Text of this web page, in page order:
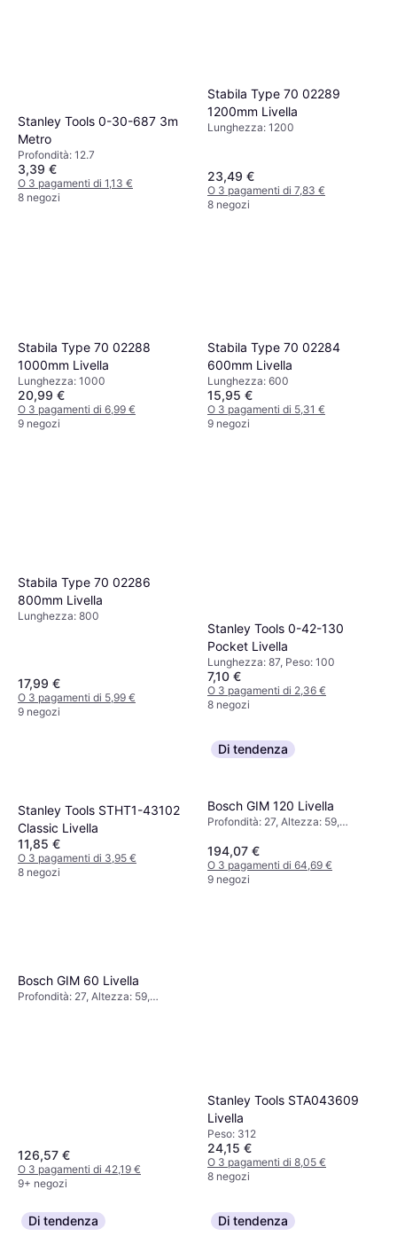
Stanley Tools 0-30-687 3m
Metro
Profondità: 12.7
3,39 €
O 3 pagamenti di 1,13 €
8 negozi
Stabila Type 70 02289
1200mm Livella
Lunghezza: 1200
23,49 €
O 3 pagamenti di 7,83 €
8 negozi
Stabila Type 70 02288
1000mm Livella
Lunghezza: 1000
20,99 €
O 3 pagamenti di 6,99 €
9 negozi
Stabila Type 70 02284
600mm Livella
Lunghezza: 600
15,95 €
O 3 pagamenti di 5,31 €
9 negozi
Stabila Type 70 02286
800mm Livella
Lunghezza: 800
17,99 €
O 3 pagamenti di 5,99 €
9 negozi
Stanley Tools 0-42-130
Pocket Livella
Lunghezza: 87, Peso: 100
7,10 €
O 3 pagamenti di 2,36 €
8 negozi
Stanley Tools STHT1-43102
Classic Livella
11,85 €
O 3 pagamenti di 3,95 €
8 negozi
Di tendenza
Bosch GIM 120 Livella
Profondità: 27, Altezza: 59,
194,07 €
O 3 pagamenti di 64,69 €
9 negozi
Bosch GIM 60 Livella
Profondità: 27, Altezza: 59,
126,57 €
O 3 pagamenti di 42,19 €
9+ negozi
Stanley Tools STA043609
Livella
Peso: 312
24,15 €
O 3 pagamenti di 8,05 €
8 negozi
Di tendenza Di tendenza